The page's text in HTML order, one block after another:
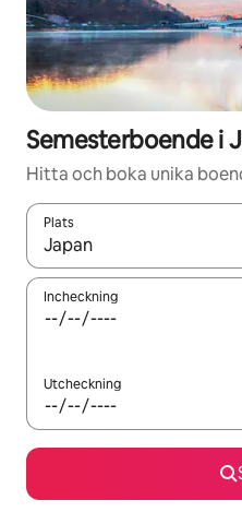
Semesterboende i
Hitta och boka unika
Plats
När resultaten är
Incheckning
Utcheckning